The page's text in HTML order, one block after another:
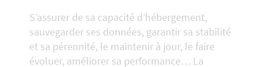
S’assurer de sa capacité d’hébergement,
sauvegarder ses données, garantir sa stabilité
et sa pérennité, le maintenir à jour, le faire
évoluer, améliorer sa performance… La